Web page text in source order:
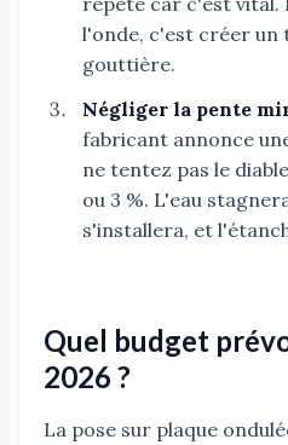
l'onde, c'est créer un
gouttière.
Négliger la pente
fabricant annonce
ne tentez pas le
ou 3 %. L'eau
s'installera, et
Quel budget
2026 ?
La pose sur plaque